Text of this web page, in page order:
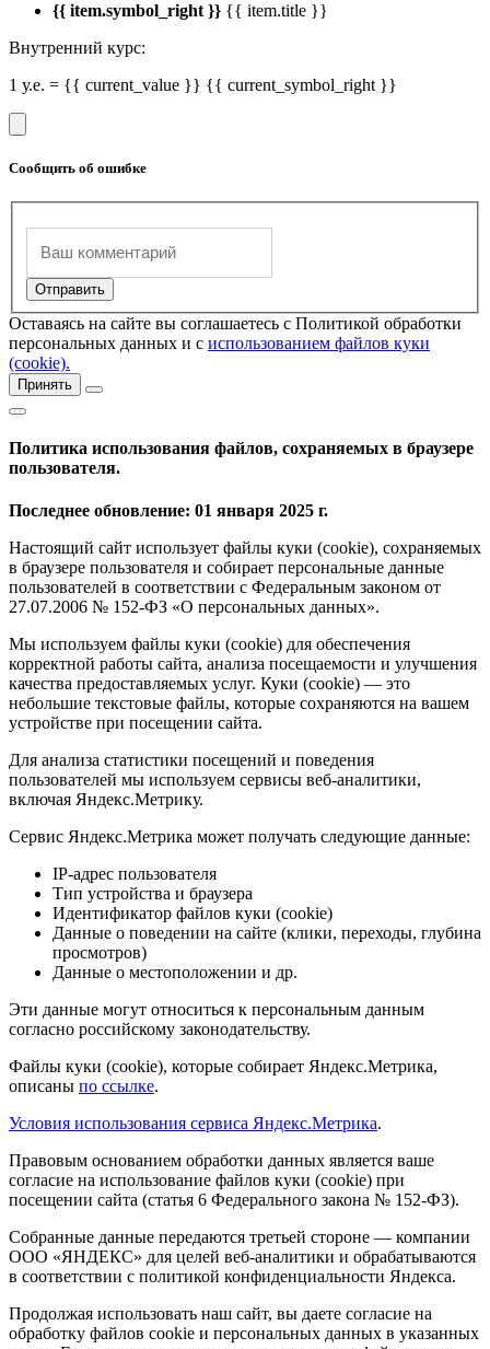
{{ item.symbol_right }} {{ item.title }}
Внутренний курс:
1 у.е. = {{ current_value }} {{ current_symbol_right }}
Сообщить об ошибке
Оставаясь на сайте вы соглашаетесь с Политикой обработки
персональных данных и с использованием файлов куки
(cookie).
Принять
Политика использования файлов, сохраняемых в браузере
пользователя.
Последнее обновление: 01 января 2025 г.
Настоящий сайт использует файлы куки (cookie), сохраняемых
в браузере пользователя и собирает персональные данные
пользователей в соответствии с Федеральным законом от
27.07.2006 № 152-ФЗ «О персональных данных».
Мы используем файлы куки (cookie) для обеспечения
корректной работы сайта, анализа посещаемости и улучшения
качества предоставляемых услуг. Куки (cookie) — это
небольшие текстовые файлы, которые сохраняются на вашем
устройстве при посещении сайта.
Для анализа статистики посещений и поведения
пользователей мы используем сервисы веб-аналитики,
включая Яндекс.Метрику.
Сервис Яндекс.Метрика может получать следующие данные:
IP-адрес пользователя
Тип устройства и браузера
Идентификатор файлов куки (cookie)
Данные о поведении на сайте (клики, переходы, глубина
просмотров)
Данные о местоположении и др.
Эти данные могут относиться к персональным данным
согласно российскому законодательству.
Файлы куки (cookie), которые собирает Яндекс.Метрика,
описаны по ссылке.
Условия использования сервиса Яндекс.Метрика.
Правовым основанием обработки данных является ваше
согласие на использование файлов куки (cookie) при
посещении сайта (статья 6 Федерального закона № 152-ФЗ).
Собранные данные передаются третьей стороне — компании
ООО «ЯНДЕКС» для целей веб-аналитики и обрабатываются
в соответствии с политикой конфиденциальности Яндекса.
Продолжая использовать наш сайт, вы даете согласие на
обработку файлов cookie и персональных данных в указанных